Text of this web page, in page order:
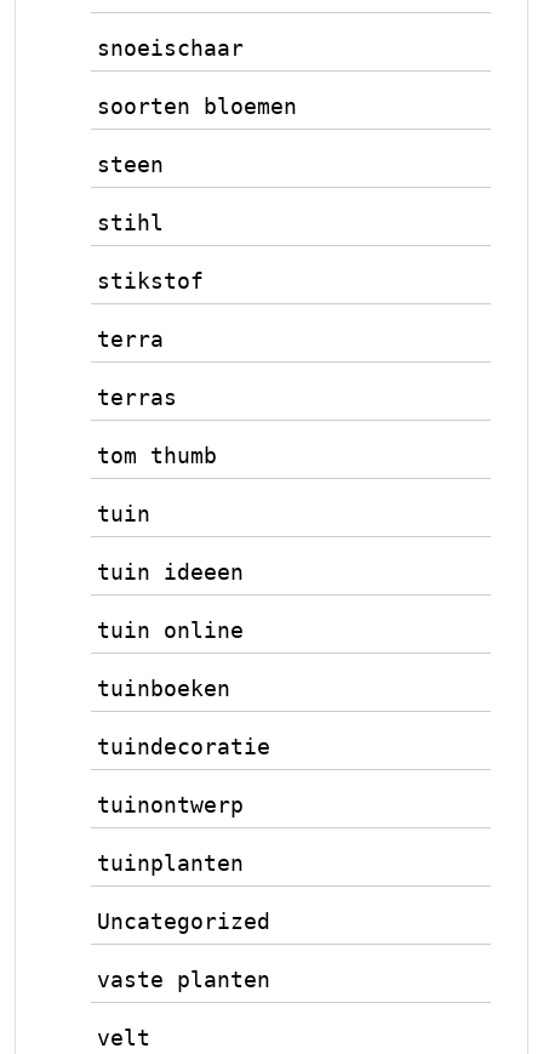
snoeischaar
soorten bloemen
steen
stihl
stikstof
terra
terras
tom thumb
tuin
tuin ideeen
tuin online
tuinboeken
tuindecoratie
tuinontwerp
tuinplanten
Uncategorized
vaste planten
velt